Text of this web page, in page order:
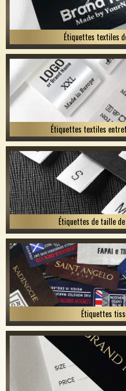
Étiquettes textiles
Étiquettes textiles
Étiquettes de taille
Étiquettes